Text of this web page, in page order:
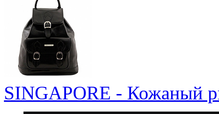
SINGAPORE - Кожаный